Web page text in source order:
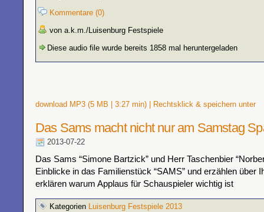
Kommentare (0)
von a.k.m./Luisenburg Festspiele
Diese audio file wurde bereits 1858 mal heruntergeladen
download MP3 (5 MB | 3:27 min) | Rechtsklick & speichern unter
Das Sams macht nicht nur am Samstag
2013-07-22
Das Sams “Simone Bartzick” und Herr Taschenbier
Einblicke in das Familienstück “SAMS” und erzählen über
erklären warum Applaus für Schauspieler wichtig ist
Kategorien Luisenburg Festspiele 2013